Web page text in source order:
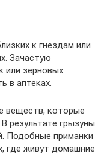
к гнездам или
Зачастую
или зерновых
в аптеках.
веществ, которые
результате грызуны
Подобные приманки
где живут домашние